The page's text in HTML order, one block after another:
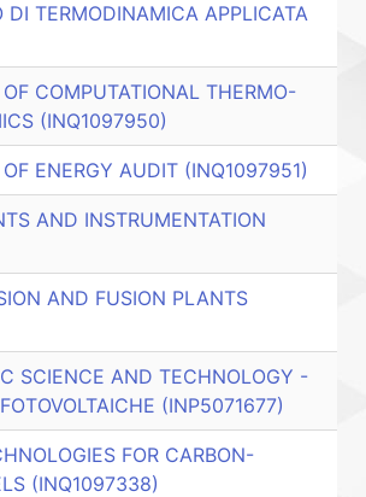
DI TERMODINAMICA APPLICATA
COMPUTATIONAL THERMO-
(INQ1097950)
ENERGY AUDIT (INQ1097951)
AND INSTRUMENTATION
AND FUSION PLANTS
SCIENCE AND TECHNOLOGY -
(INP5071677)
FOR CARBON-
(INQ1097338)